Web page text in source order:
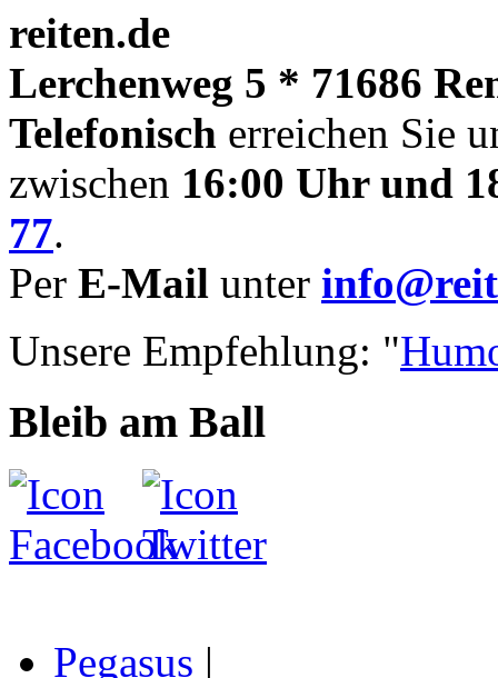
reiten.de
Lerchenweg 5 * 71686
Telefonisch erreichen Sie
zwischen 16:00 Uhr und
77.
Per E-Mail unter
Unsere Empfehlung: "
Bleib am Ball
Pegasus |